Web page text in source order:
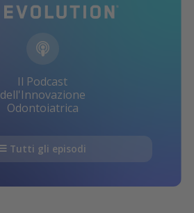
Il Podcast
dell'Innovazione
Odontoiatrica
Tutti gli episodi